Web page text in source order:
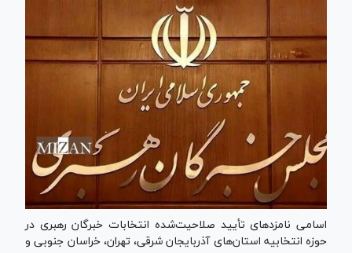
اسامی نامزد‌های تأیید صلاحیت‌شده انتخابات خبرگان رهبری در
حوزه انتخابیه استان‌های آذربایجان شرقی، تهران، خراسان جنوبی و